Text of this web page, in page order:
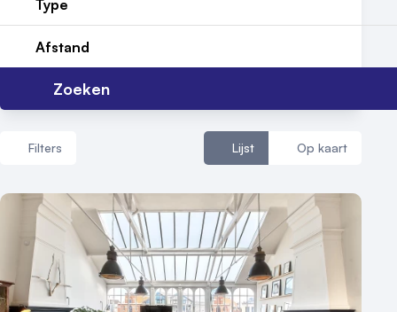
Type
Afstand
Zoeken
Filters Lijst Op kaart
Aantal zalen
1 - 5 zalen
6 - 10 zalen
10 of meer zalen